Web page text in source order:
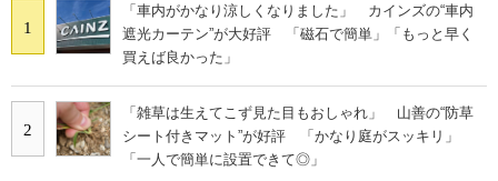
1
「車内がかなり涼しくなりました」 カインズの“車内
遮光カーテン”が大好評 「磁石で簡単」「もっと早く
買えば良かった」
2
「雑草は生えてこず見た目もおしゃれ」 山善の“防草
シート付きマット”が好評 「かなり庭がスッキリ」
「一人で簡単に設置できて◎」